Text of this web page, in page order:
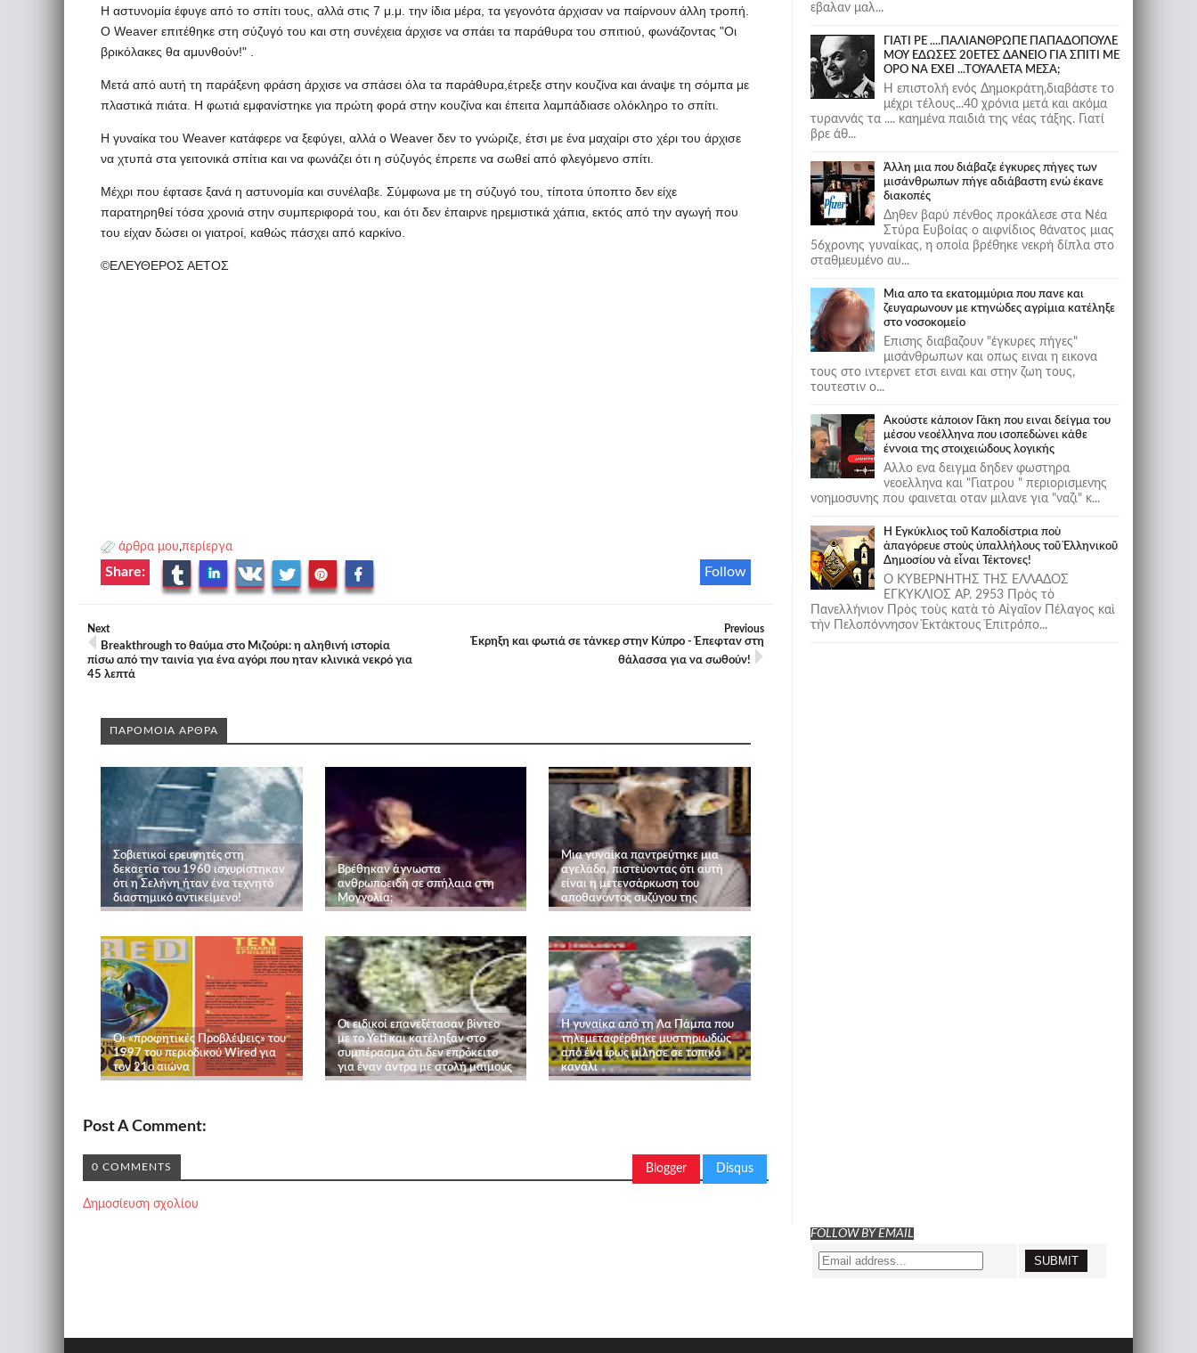
Η αστυνομία έφυγε από το σπίτι τους, αλλά στις 7 μ.μ. την ίδια μέρα, τα γεγονότα άρχισαν να παίρνουν άλλη τροπή.
Ο Weaver επιτέθηκε στη σύζυγό του και στη συνέχεια άρχισε να σπάει τα παράθυρα του σπιτιού, φωνάζοντας "Οι
βρικόλακες θα αμυνθούν!" .
Μετά από αυτή τη παράξενη φράση άρχισε να σπάσει όλα τα παράθυρα,έτρεξε στην κουζίνα και άναψε τη σόμπα με
πλαστικά πιάτα. Η φωτιά εμφανίστηκε για πρώτη φορά στην κουζίνα και έπειτα λαμπάδιασε ολόκληρο το σπίτι.
Η γυναίκα του Weaver κατάφερε να ξεφύγει, αλλά ο Weaver δεν το γνώριζε, έτσι με ένα μαχαίρι στο χέρι του άρχισε
να χτυπά στα γειτονικά σπίτια και να φωνάζει ότι η σύζυγός έπρεπε να σωθεί από φλεγόμενο σπίτι.
Μέχρι που έφτασε ξανά η αστυνομία και συνέλαβε. Σύμφωνα με τη σύζυγό του, τίποτα ύποπτο δεν είχε
παρατηρηθεί τόσα χρονιά στην συμπεριφορά του, και ότι δεν έπαιρνε ηρεμιστικά χάπια, εκτός από την αγωγή που
του είχαν δώσει οι γιατροί, καθώς πάσχει από καρκίνο.
©ΕΛΕΥΘΕΡΟΣ ΑΕΤΟΣ
άρθρα μου,περίεργα
Follow
Share:
Next
Breakthrough το θαύμα στο Μιζούρι: η αληθινή ιστορία
πίσω από την ταινία για ένα αγόρι που ηταν κλινικά νεκρό για
45 λεπτά
Previous
Έκρηξη και φωτιά σε τάνκερ στην Κύπρο - Έπεφταν στη
θάλασσα για να σωθούν!
ΠΑΡΟΜΟΙΑ ΑΡΘΡΑ
Σοβιετικοί ερευνητές στη
δεκαετία του 1960 ισχυρίστηκαν
ότι η Σελήνη ήταν ένα τεχνητό
διαστημικό αντικείμενο!
Βρέθηκαν άγνωστα
ανθρωποειδή σε σπήλαια στη
Μογγολία;
Μια γυναίκα παντρεύτηκε μια
αγελάδα, πιστεύοντας ότι αυτή
είναι η μετενσάρκωση του
αποθανόντος συζύγου της
Οι «προφητικές Προβλέψεις» του
1997 του περιοδικού Wired για
τον 21ο αιώνα
Οι ειδικοί επανεξέτασαν βίντεο
με το Yeti και κατέληξαν στο
συμπέρασμα ότι δεν επρόκειτο
για έναν άντρα με στολή μαϊμούς
Η γυναίκα από τη Λα Πάμπα που
τηλεμεταφέρθηκε μυστηριωδώς
από ένα φως μίλησε σε τοπικό
κανάλι
Post A Comment:
Blogger Disqus
0 COMMENTS
Δημοσίευση σχολίου
εβαλαν μαλ...
ΓΙΑΤΙ ΡΕ ....ΠΑΛΙΑΝΘΡΩΠΕ ΠΑΠΑΔΟΠΟΥΛΕ
ΜΟΥ ΕΔΩΣΕΣ 20ΕΤΕΣ ΔΑΝΕΙΟ ΓΙΑ ΣΠΙΤΙ ΜΕ
ΟΡΟ ΝΑ ΕΧΕΙ ...ΤΟΥΑΛΕΤΑ ΜΕΣΑ;
Η επιστολή ενός Δημοκράτη,διαβάστε το
μέχρι τέλους...40 χρόνια μετά και ακόμα
τυραννάς τα .... καημένα παιδιά της νέας τάξης. Γιατί
βρε άθ...
Άλλη μια που διάβαζε έγκυρες πήγες των
μισάνθρωπων πήγε αδιάβαστη ενώ έκανε
διακοπές
Δηθεν βαρύ πένθος προκάλεσε στα Νέα
Στύρα Ευβοίας ο αιφνίδιος θάνατος μιας
56χρονης γυναίκας, η οποία βρέθηκε νεκρή δίπλα στο
σταθμευμένο αυ...
Μια απο τα εκατομμύρια που πανε και
ζευγαρωνουν με κτηνώδες αγρίμια κατέληξε
στο νοσοκομείο
Επισης διαβαζουν "έγκυρες πήγες"
μισάνθρωπων και οπως ειναι η εικονα
τους στο ιντερνετ ετσι ειναι και στην ζωη τους,
τουτεστιν ο...
Ακούστε κάποιον Γάκη που ειναι δείγμα του
μέσου νεοέλληνα που ισοπεδώνει κάθε
έννοια της στοιχειώδους λογικής
Αλλο ενα δειγμα δηδεν φωστηρα
νεοελληνα και "Γιατρου " περιορισμενης
νοημοσυνης που φαινεται οταν μιλανε για "ναζι" κ...
Ἡ Ἐγκύκλιος τοῦ Καποδίστρια ποὺ
ἀπαγόρευε στοὺς ὑπαλλήλους τοῦ Ἑλληνικοῦ
Δημοσίου νὰ εἶναι Τέκτονες!
Ο ΚΥΒΕΡΝΗΤΗΣ ΤΗΣ ΕΛΛΑΔΟΣ
ΕΓΚΥΚΛΙΟΣ ΑΡ. 2953 Πρὸς τὸ
Πανελλήνιον Πρὸς τοὺς κατὰ τὸ Αἰγαῖον Πέλαγος καὶ
τὴν Πελοπόννησον Ἐκτάκτους Ἐπιτρόπο...
FOLLOW BY EMAIL